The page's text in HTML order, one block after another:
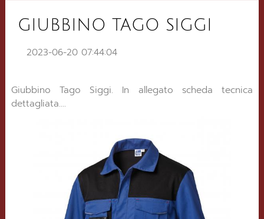
GIUBBINO TAGO SIGGI
2023-06-20 07:44:04
Giubbino Tago Siggi. In allegato scheda tecnica
dettagliata....